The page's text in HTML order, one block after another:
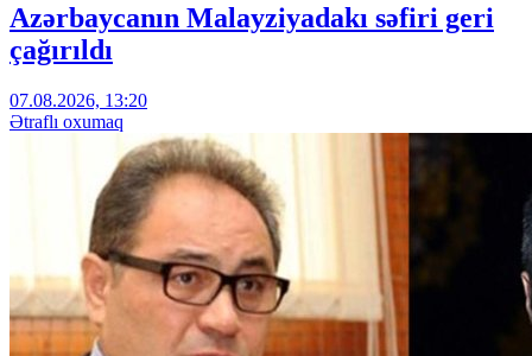
Azərbaycanın Malayziyadakı səfiri geri
çağırıldı
07.08.2026, 13:20
Ətraflı oxumaq